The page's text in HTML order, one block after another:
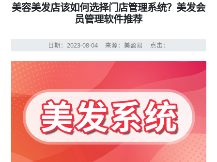
美容美发店该如何选择门店管理系统？美发会
员管理软件推荐
日期：2023-08-04 来源：美盈易 点击：